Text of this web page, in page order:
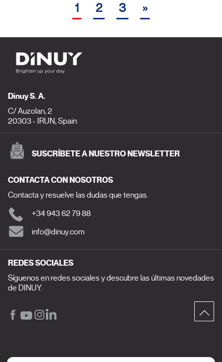
1 2 3 »
Dinuy S. A.
C/ Auzolan, 2
20303 - IRUN, Spain
SUSCRÍBETE A NUESTRO NEWSLETTER
CONTACTA CON NOSOTROS
Contacta y resuelve las dudas que tengas.
+34 943 62 79 88
info@dinuy.com
REDES SOCIALES
Síguenos en redes sociales y descubre las últimas novedades
de DINUY.